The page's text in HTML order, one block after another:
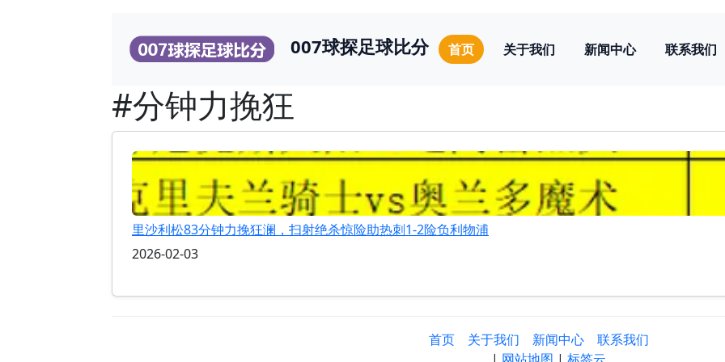
007球探足球比分 首页 关于我们 新闻中心 联系我们
#分钟力挽狂
里沙利松83分钟力挽狂澜，扫射绝杀惊险助热刺1-2险负利物浦
2026-02-03
首页 关于我们 新闻中心
联系我们